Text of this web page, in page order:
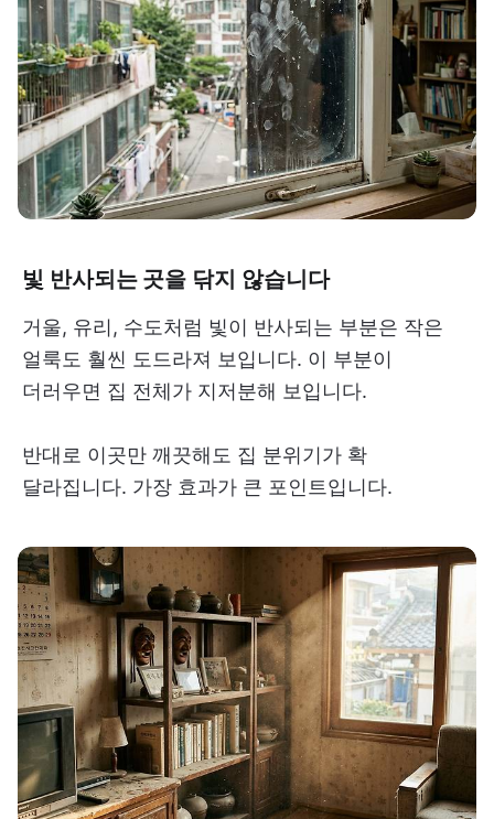
빛 반사되는 곳을 닦지 않습니다
거울, 유리, 수도처럼 빛이 반사되는 부분은 작은
얼룩도 훨씬 도드라져 보입니다. 이 부분이
더러우면 집 전체가 지저분해 보입니다.
반대로 이곳만 깨끗해도 집 분위기가 확
달라집니다. 가장 효과가 큰 포인트입니다.